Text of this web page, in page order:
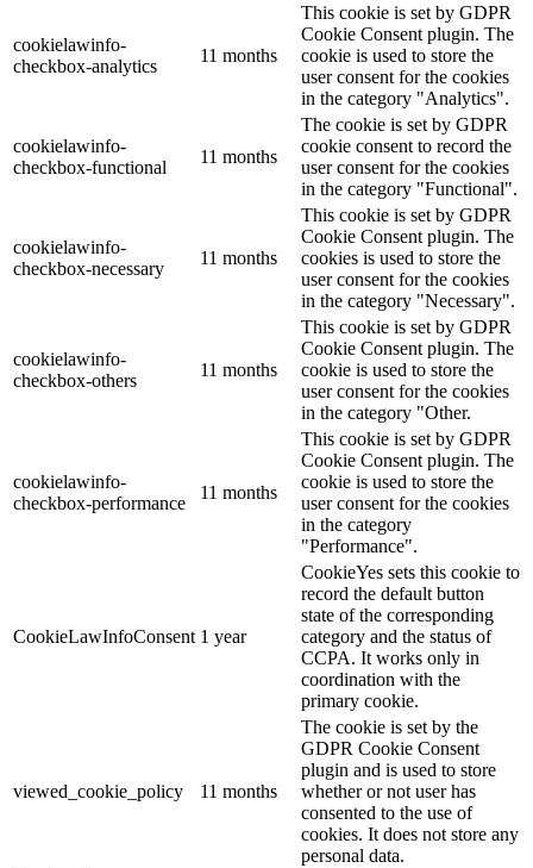
cookielawinfo-
checkbox-analytics
11 months
This cookie is set by GDPR
Cookie Consent plugin. The
cookie is used to store the
user consent for the cookies
in the category "Analytics".
cookielawinfo-
checkbox-functional
11 months
The cookie is set by GDPR
cookie consent to record the
user consent for the cookies
in the category "Functional".
cookielawinfo-
checkbox-necessary
11 months
This cookie is set by GDPR
Cookie Consent plugin. The
cookies is used to store the
user consent for the cookies
in the category "Necessary".
cookielawinfo-
checkbox-others
11 months
This cookie is set by GDPR
Cookie Consent plugin. The
cookie is used to store the
user consent for the cookies
in the category "Other.
cookielawinfo-
checkbox-performance
11 months
This cookie is set by GDPR
Cookie Consent plugin. The
cookie is used to store the
user consent for the cookies
in the category
"Performance".
CookieLawInfoConsent 1 year
CookieYes sets this cookie to
record the default button
state of the corresponding
category and the status of
CCPA. It works only in
coordination with the
primary cookie.
viewed_cookie_policy 11 months
The cookie is set by the
GDPR Cookie Consent
plugin and is used to store
whether or not user has
consented to the use of
cookies. It does not store any
personal data.